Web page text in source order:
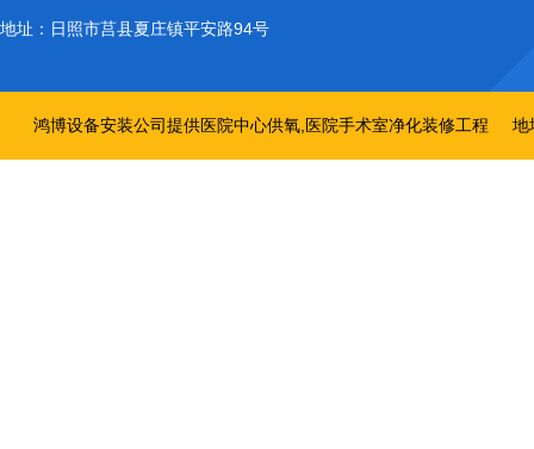
地址： 日照市莒县夏庄镇平安路94号
鸿博设备安装公司提供医院中心供氧,医院手术室净化装修工程 地